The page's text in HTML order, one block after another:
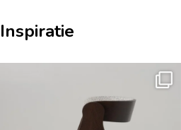
Inspiratie